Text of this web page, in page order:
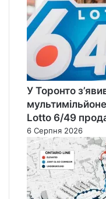
У Торонто
Lotto 6/49
6 Серпня 2026